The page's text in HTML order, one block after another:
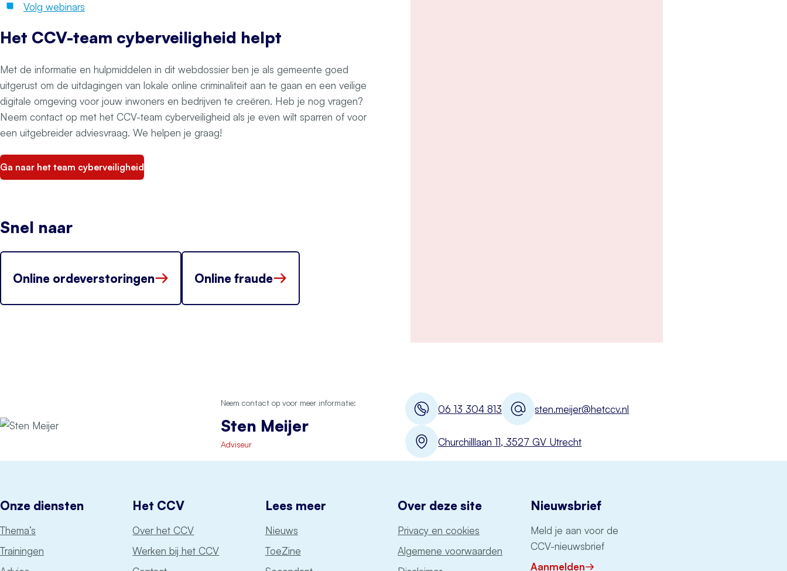
Volg webinars
Het CCV-team cyberveiligheid helpt
Met de informatie en hulpmiddelen in dit webdossier ben je als gemeente goed
uitgerust om de uitdagingen van lokale online criminaliteit aan te gaan en een veilige
digitale omgeving voor jouw inwoners en bedrijven te creëren. Heb je nog vragen?
Neem contact op met het CCV-team cyberveiligheid als je even wilt sparren of voor
een uitgebreider adviesvraag. We helpen je graag!
Ga naar het team cyberveiligheid
Snel naar
Online ordeverstoringen Online fraude
06 13 304 813 sten.meijer@hetccv.nl
Churchilllaan 11, 3527 GV Utrecht
Neem contact op voor meer informatie:
Sten Meijer
Adviseur
Onze diensten
Thema’s
Trainingen
Het CCV
Over het CCV
Werken bij het CCV
Lees meer
Nieuws
ToeZine
Over deze site
Privacy en cookies
Algemene voorwaarden
Nieuwsbrief
Meld je aan voor de
CCV-nieuwsbrief
Aanmelden